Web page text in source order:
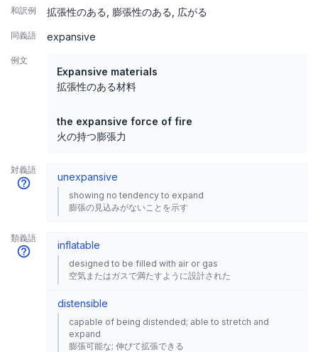
和訳例 拡張性のある 膨張性のある 広がる
同義語 expansive
例文
Expansive materials
拡張性のある材料
the expansive force of fire
火の持つ膨張力
対義語
unexpansive
showing no tendency to expand
膨張の見込みがないことを示す
類義語
inflatable
designed to be filled with air or gas
空気またはガスで満たすように設計された
distensible
capable of being distended; able to stretch and
expand
膨張可能な; 伸びて拡張できる